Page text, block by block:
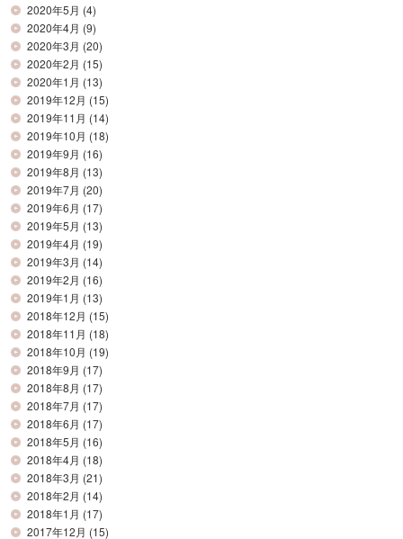
2020年5月 (4)
2020年4月 (9)
2020年3月 (20)
2020年2月 (15)
2020年1月 (13)
2019年12月 (15)
2019年11月 (14)
2019年10月 (18)
2019年9月 (16)
2019年8月 (13)
2019年7月 (20)
2019年6月 (17)
2019年5月 (13)
2019年4月 (19)
2019年3月 (14)
2019年2月 (16)
2019年1月 (13)
2018年12月 (15)
2018年11月 (18)
2018年10月 (19)
2018年9月 (17)
2018年8月 (17)
2018年7月 (17)
2018年6月 (17)
2018年5月 (16)
2018年4月 (18)
2018年3月 (21)
2018年2月 (14)
2018年1月 (17)
2017年12月 (15)